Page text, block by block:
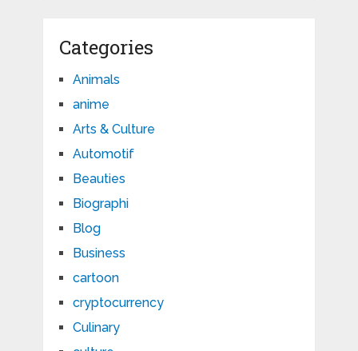
Categories
Animals
anime
Arts & Culture
Automotif
Beauties
Biographi
Blog
Business
cartoon
cryptocurrency
Culinary